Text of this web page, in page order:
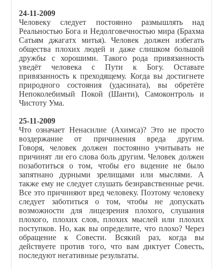
24-11-2009
Человеку следует постоянно размышлять над
Реальностью Бога и Недолговечностью мира (Брахма
Сатьям джагатх митья). Человек должен избегать
общества плохих людей и даже слишком большой
дружбы с хорошими. Такого рода привязанность
уведёт человека с Пути к Богу. Оставьте
привязанность к преходящему. Когда вы достигнете
природного состояния (удасината), вы обретёте
Непоколебимый Покой (Шанти), Самоконтроль и
Чистоту Ума.
25-11-2009
Что означает Ненасилие (Ахимса)? Это не просто
воздержание от причинения вреда другим.
Говоря, человек должен постоянно учитывать не
причинят ли его слова боль другим. Человек должен
позаботиться о том, чтобы его видение не было
запятнано дурными зрелищами или мыслями. А
также ему не следует слушать безнравственные речи.
Все это причиняют вред человеку. Поэтому человеку
следует заботиться о том, чтобы не допускать
возможности для лицезрения плохого, слушания
плохого, плохих слов, плохих мыслей или плохих
поступков. Но, как вы определите, что плохо? Через
обращение к Совести. Всякий раз, когда вы
действуете против того, что вам диктует Совесть,
последуют негативные результаты.